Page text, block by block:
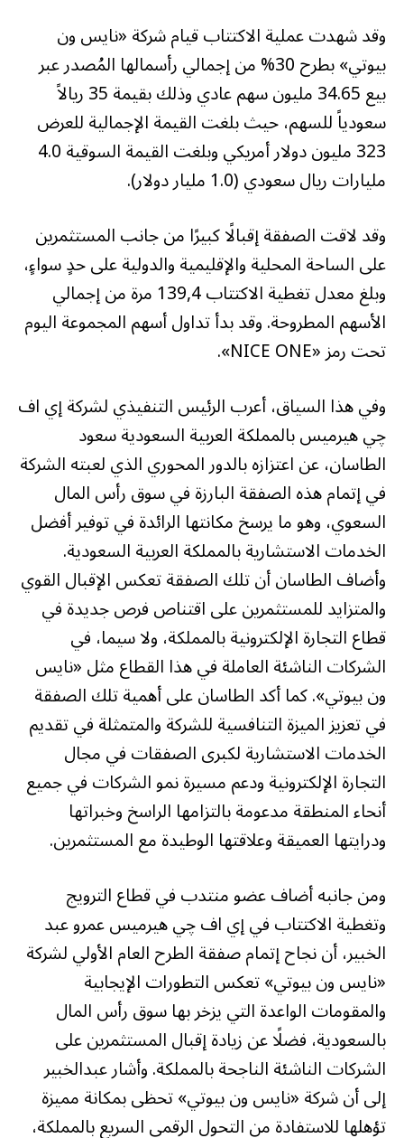
وقد شهدت عملية الاكتتاب قيام شركة «نايس ون
بيوتي» بطرح 30% من إجمالي رأسمالها المُصدر عبر
بيع 34.65 مليون سهم عادي وذلك بقيمة 35 ريالاً
سعودياً للسهم، حيث بلغت القيمة الإجمالية للعرض
323 مليون دولار أمريكي وبلغت القيمة السوقية 4.0
مليارات ريال سعودي (1.0 مليار دولار).
وقد لاقت الصفقة إقبالًا كبيرًا من جانب المستثمرين
على الساحة المحلية والإقليمية والدولية على حدٍ سواءٍ،
وبلغ معدل تغطية الاكتتاب 139,4 مرة من إجمالي
الأسهم المطروحة. وقد بدأ تداول أسهم المجموعة اليوم
تحت رمز «NICE ONE».
وفي هذا السياق، أعرب الرئيس التنفيذي لشركة إي اف
چي هيرميس بالمملكة العربية السعودية سعود
الطاسان، عن اعتزازه بالدور المحوري الذي لعبته الشركة
في إتمام هذه الصفقة البارزة في سوق رأس المال
السعوي، وهو ما يرسخ مكانتها الرائدة في توفير أفضل
الخدمات الاستشارية بالمملكة العربية السعودية.
وأضاف الطاسان أن تلك الصفقة تعكس الإقبال القوي
والمتزايد للمستثمرين على اقتناص فرص جديدة في
قطاع التجارة الإلكترونية بالمملكة، ولا سيما، في
الشركات الناشئة العاملة في هذا القطاع مثل «نايس
ون بيوتي». كما أكد الطاسان على أهمية تلك الصفقة
في تعزيز الميزة التنافسية للشركة والمتمثلة في تقديم
الخدمات الاستشارية لكبرى الصفقات في مجال
التجارة الإلكترونية ودعم مسيرة نمو الشركات في جميع
أنحاء المنطقة مدعومة بالتزامها الراسخ وخبراتها
ودرايتها العميقة وعلاقتها الوطيدة مع المستثمرين.
ومن جانبه أضاف عضو منتدب في قطاع الترويج
وتغطية الاكتتاب في إي اف چي هيرميس عمرو عبد
الخبير، أن نجاح إتمام صفقة الطرح العام الأولي لشركة
«نايس ون بيوتي» تعكس التطورات الإيجابية
والمقومات الواعدة التي يزخر بها سوق رأس المال
بالسعودية، فضلًا عن زيادة إقبال المستثمرين على
الشركات الناشئة الناجحة بالمملكة. وأشار عبدالخبير
إلى أن شركة «نايس ون بيوتي» تحظى بمكانة مميزة
تؤهلها للاستفادة من التحول الرقمي السريع بالمملكة،